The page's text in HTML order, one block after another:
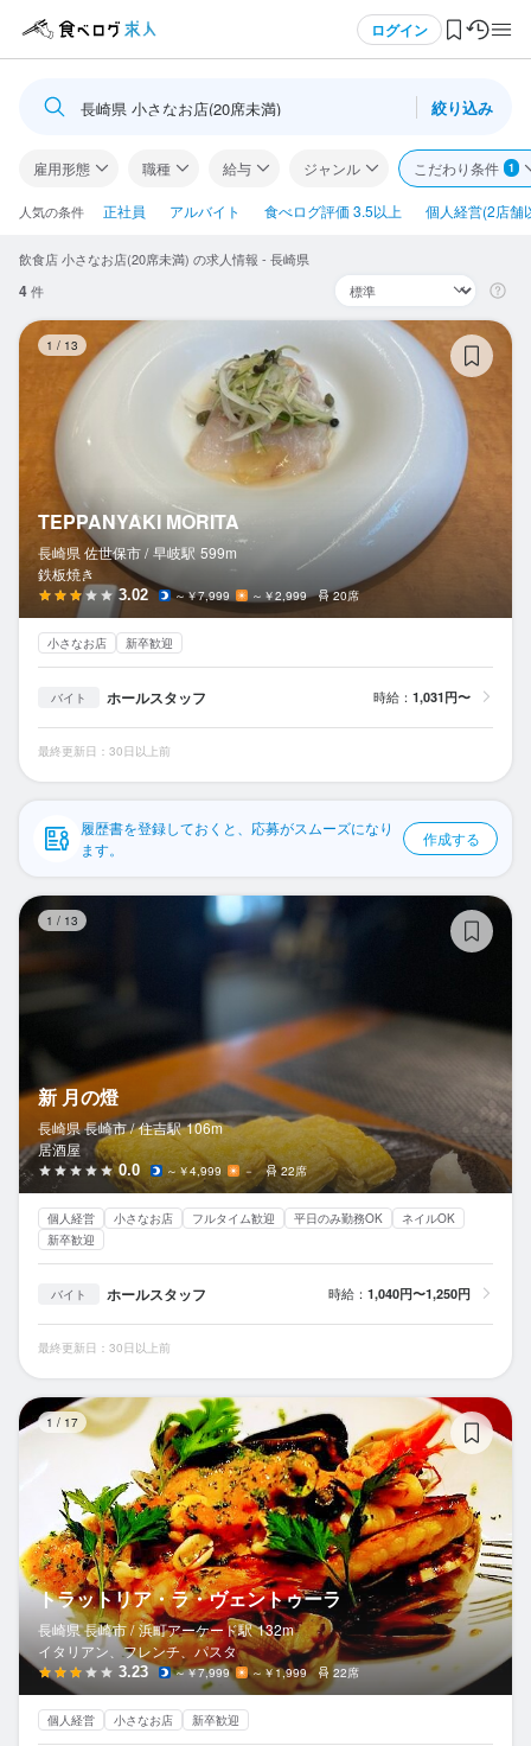
ログイン
ログイン・無料会員登録
食べログ求人TOP
求人検索
閲覧履歴
気になる求人
検索履歴・保存した条件
応募履歴
WEB履歴書
スカウト・メルマガ受信設定
ヘルプ・お問い合わせフォーム
掲載をご検討の店舗様へ
食べログ求人PRESS
プライバシーポリシー
企業情報
長崎県 小さなお店(20席未満) 絞り込み
雇用形態 職種 給与 ジャンル こだわり条件 1
人気の条件 正社員 アルバイト 食べログ評価 3.5以上 個人経営(2店舗
飲食店 小さなお店(20席未満) の求人情報 - 長崎県
4件
1 / 13
TEPPANYAKI MORITA
長崎県 佐世保市 / 早岐駅 599m
鉄板焼き
3.02 ～￥7,999 ～￥2,999 20席
小さなお店 新卒歓迎
バイト ホールスタッフ 時給： 1,031円〜
最終更新日：30日以上前
履歴書を登録しておくと、応募がスムーズになり
ます。
作成する
1 / 13
新 月の燈
長崎県 長崎市 / 住吉駅 106m
居酒屋
0.0 ～￥4,999 － 22席
個人経営 小さなお店 フルタイム歓迎 平日のみ勤務OK
ネイルOK
新卒歓迎
バイト ホールスタッフ 時給： 1,040円〜1,250円
最終更新日：30日以上前
1 / 17
トラットリア・ラ・ヴェントゥーラ
長崎県 長崎市 / 浜町アーケード駅 132m
イタリアン、フレンチ、パスタ
3.23 ～￥7,999 ～￥1,999 22席
個人経営 小さなお店 新卒歓迎